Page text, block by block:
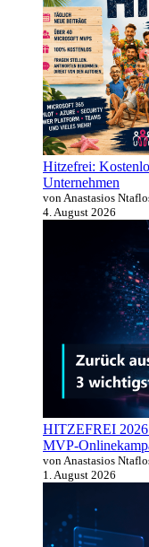
Hitzefrei:
Unternehmen
von Anastasios
4. August 2026
HITZEFREI
MVP-
von Anastasios
1. August 2026